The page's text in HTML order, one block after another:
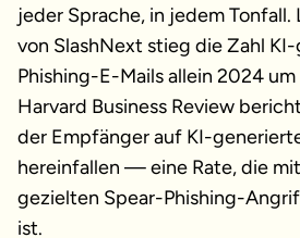
jeder Sprache, in jedem Tonfall.
von SlashNext stieg die Zahl
Phishing-E-Mails allein 2024
Harvard Business Review
der Empfänger auf KI-
hereinfallen — eine Rate, die
gezielten Spear-Phishing-
ist.